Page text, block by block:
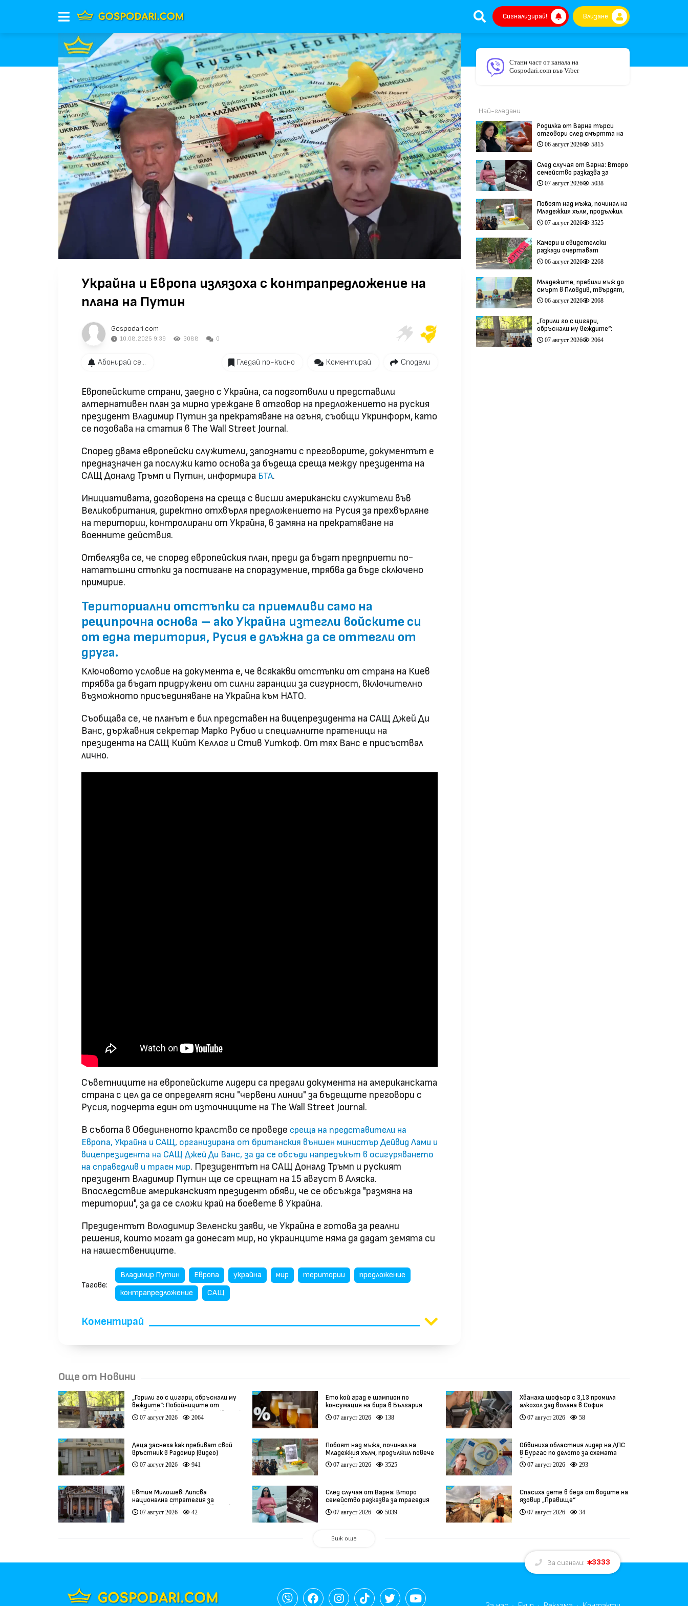
Сигнализирай! Влизане
Украйна и Европа излязоха с контрапредложение на
плана на Путин
Gospodari.com
10.08.2025 9:39 3088 0
Абонирай се... Гледай по-късно Коментирай Сподели
Европейските страни, заедно с Украйна, са подготвили и представили
алтернативен план за мирно уреждане в отговор на предложението на руския
президент Владимир Путин за прекратяване на огъня, съобщи Укринформ, като
се позовава на статия в The Wall Street Journal.
Според двама европейски служители, запознати с преговорите, документът е
предназначен да послужи като основа за бъдеща среща между президента на
САЩ Доналд Тръмп и Путин, информира БТА.
Инициативата, договорена на среща с висши американски служители във
Великобритания, директно отхвърля предложението на Русия за прехвърляне
на територии, контролирани от Украйна, в замяна на прекратяване на
военните действия.
Отбелязва се, че според европейския план, преди да бъдат предприети по-
нататъшни стъпки за постигане на споразумение, трябва да бъде сключено
примирие.
Териториални отстъпки са приемливи само на
реципрочна основа – ако Украйна изтегли войските си
от една територия, Русия е длъжна да се оттегли от
друга.
Ключовото условие на документа е, че всякакви отстъпки от страна на Киев
трябва да бъдат придружени от силни гаранции за сигурност, включително
възможното присъединяване на Украйна към НАТО.
Съобщава се, че планът е бил представен на вицепрезидента на САЩ Джей Ди
Ванс, държавния секретар Марко Рубио и специалните пратеници на
президента на САЩ Кийт Келлог и Стив Уиткоф. От тях Ванс е присъствал
лично.
Съветниците на европейските лидери са предали документа на американската
страна с цел да се определят ясни "червени линии" за бъдещите преговори с
Русия, подчерта един от източниците на The Wall Street Journal.
В събота в Обединеното кралство се проведе среща на представители на
Европа, Украйна и САЩ, организирана от британския външен министър Дейвид Лами и
вицепрезидента на САЩ Джей Ди Ванс, за да се обсъди напредъкът в осигуряването
на справедлив и траен мир. Президентът на САЩ Доналд Тръмп и руският
президент Владимир Путин ще се срещнат на 15 август в Аляска.
Впоследствие американският президент обяви, че се обсъжда "размяна на
територии", за да се сложи край на боевете в Украйна.
Президентът Володимир Зеленски заяви, че Украйна е готова за реални
решения, които могат да донесат мир, но украинците няма да дадат земята си
на нашествениците.
Тагове:
Владимир Путин Европа украйна мир територии
предложение
контрапредложение
САЩ
Коментирай
Стани част от канала на
Gospodari.com във Viber
Най-гледани
Родилка от Варна търси
отговори след смъртта на
бебето ѝ дни преди секцио
(видео)
06 август 2026 5815
След случая от Варна: Второ
семейство разказва за
трагедия след бременност
при същия лекар (видео)
07 август 2026 5038
Побоят над мъжа, починал на
Младежкия хълм, продължил
повече от час (видео)
07 август 2026 3525
Камери и свидетелски
разкази очертават
хронологията на фаталния
побой край Младежкия хълм
06 август 2026 2268
Младежите, пребили мъж до
смърт в Пловдив, твърдят,
че са „ловци на педофили”
(видео)
06 август 2026 2068
„Горили го с цигари,
обръснали му веждите“:
Побойниците от Пловдив
остават в ареста (видео)
07 август 2026 2064
Още от Новини
„Горили го с цигари, обръснали му
веждите“: Побойниците от
Пловдив остават в ареста (видео)
07 август 2026 2064
Ето кой град е шампион по
консумация на бира в България
07 август 2026 138
Хванаха шофьор с 3,13 промила
алкохол зад волана в София
07 август 2026 58
Деца заснеха как пребиват свой
връстник в Радомир (видео)
07 август 2026 941
Побоят над мъжа, починал на
Младежкия хълм, продължил повече
от час (видео)
07 август 2026 3525
Обвиниха областния лидер на ДПС
в Бургас по делото за схемата
във ВиК
07 август 2026 293
Евтим Милошев: Липсва
национална стратегия за
развитие на културата (видео)
07 август 2026 42
След случая от Варна: Второ
семейство разказва за трагедия
след бременност при същия лекар
(видео)
07 август 2026 5039
Спасиха дете в беда от водите на
язовир „Правище“
07 август 2026 34
Виж още
За сигнали: 3333